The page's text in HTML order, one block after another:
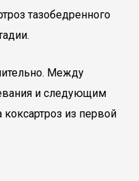
тазобедренного
Между
и следующим
из первой